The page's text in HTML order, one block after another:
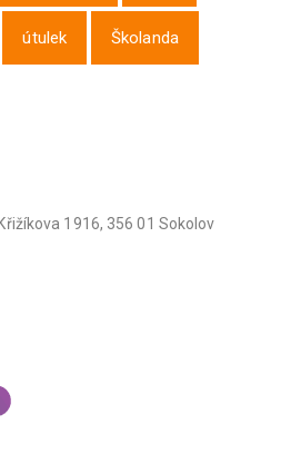
útulek Školanda
1916, 356 01 Sokolov